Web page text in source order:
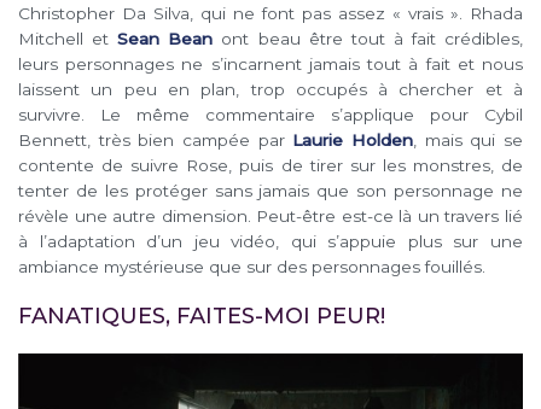
Christopher Da Silva, qui ne font pas assez « vrais ». Rhada
Mitchell etSean Bean ont beau être tout à fait crédibles,
leurs personnages ne s’incarnent jamais tout à fait et nous
laissent un peu en plan, trop occupés à chercher et à
survivre. Le même commentaire s’applique pour Cybil
Bennett, très bien campée par Laurie Holden, mais qui se
contente de suivre Rose, puis de tirer sur les monstres, de
tenter de les protéger sans jamais que son personnage ne
révèle une autre dimension. Peut-être est-ce là un travers lié
à l’adaptation d’un jeu vidéo, qui s’appuie plus sur une
ambiance mystérieuse que sur des personnages fouillés.
FANATIQUES, FAITES-MOI PEUR!